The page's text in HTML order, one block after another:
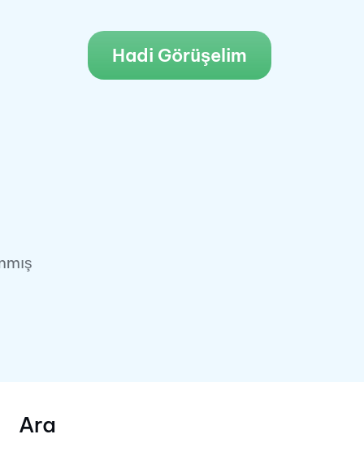
Hadi Görüşelim
Ara